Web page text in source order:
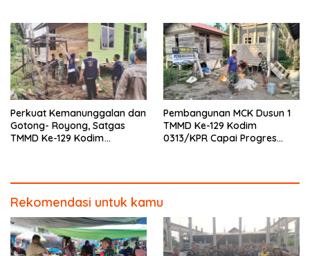
Perkuat Kemanunggalan dan
Gotong- Royong, Satgas
TMMD Ke-129 Kodim
Pembangunan MCK Dusun 1
TMMD Ke-129 Kodim
0313/KPR Capai Progres
Rekomendasi untuk kamu